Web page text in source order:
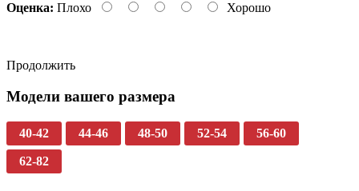
Оценка: Плохо Хорошо
Продолжить
Модели вашего размера
40-42 44-46 48-50 52-54 56-60
62-82